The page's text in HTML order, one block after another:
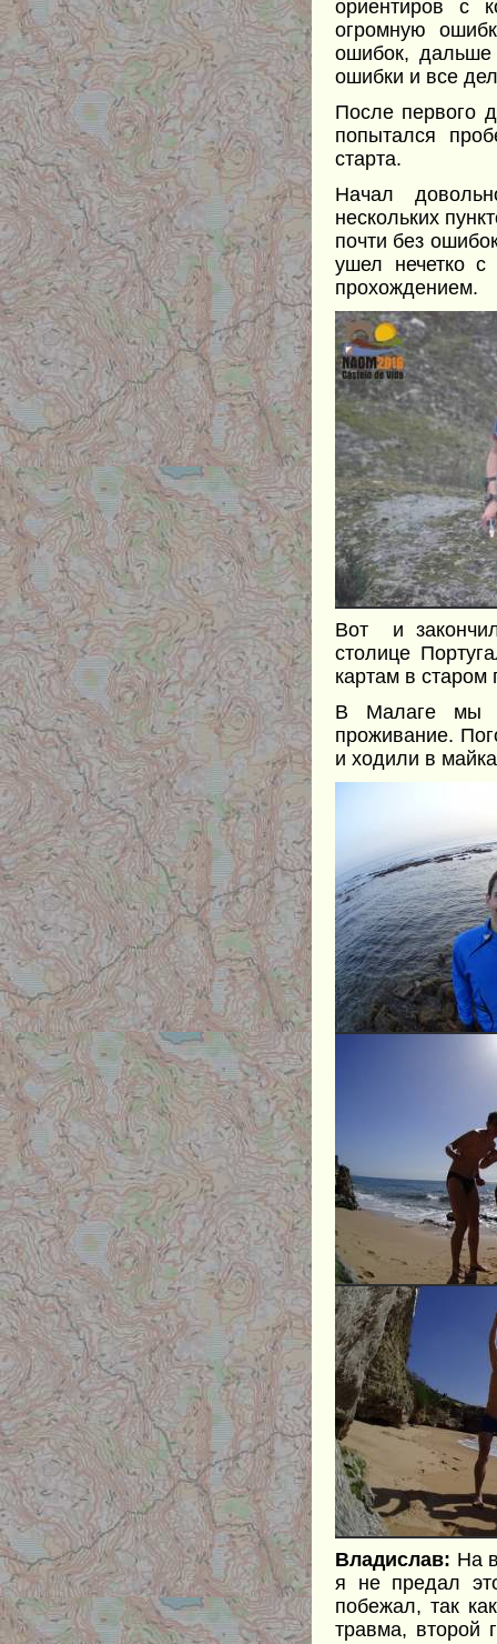
ориентиров с
огромную
ошибок,
ошибки и все
После первого
попытался
старта.
Начал
нескольких
почти без
ушел нечетко
прохождением.
Вот и
столице
картам в
В Малаге мы
проживание.
и ходили в
Владислав: На
я не предал
побежал, так
травма, второй